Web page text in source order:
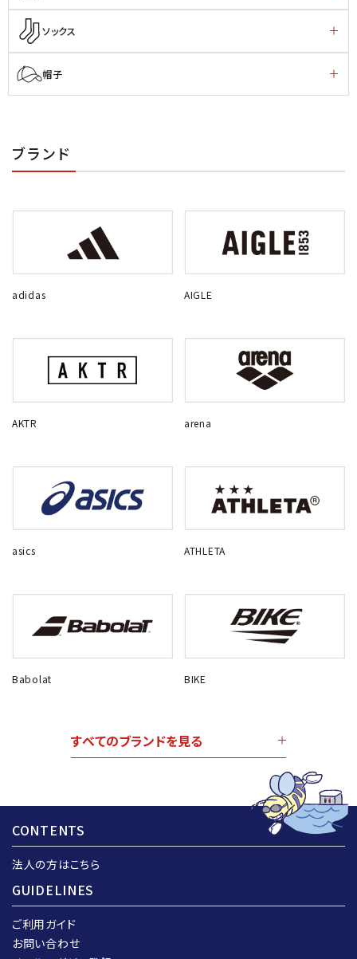
ソックス
帽子
ブランド
adidas AIGLE
AKTR arena
asics ATHLETA
Babolat BIKE
すべてのブランドを見る
CONTENTS
法人の方はこちら
GUIDELINES
ご利用ガイド
お問い合わせ